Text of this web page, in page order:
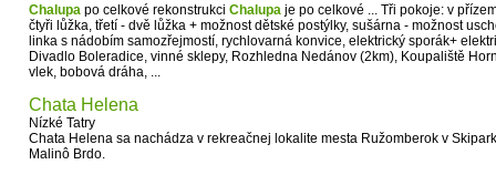
Chalupa po celkové rekonstrukci Chalupa je po celkové ... Tři pokoje: v
čtyři lůžka, třetí - dvě lůžka + možnost dětské postýlky, sušárna - možnost
linka s nádobím samozřejmostí, rychlovarná konvice, elektrický sporák+
Divadlo Boleradice, vinné sklepy, Rozhledna Nedánov (2km), Koupaliště
vlek, bobová dráha, ...
Chata Helena
Nízké Tatry
Chata Helena sa nachádza v rekreačnej lokalite mesta Ružomberok v
Malinô Brdo.